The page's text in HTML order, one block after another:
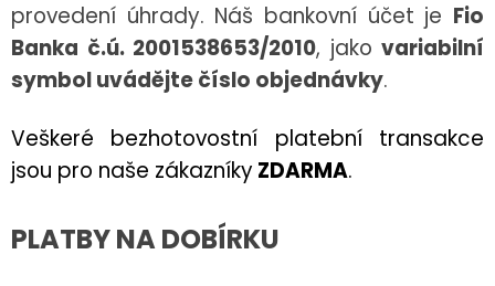
provedení úhrady. Náš bankovní účet je Fio
Banka č.ú. 2001538653/2010, jako variabilní
symbol uvádějte číslo objednávky.
Veškeré bezhotovostní platební transakce
jsou pro naše zákazníky ZDARMA.
PLATBY NA DOBÍRKU